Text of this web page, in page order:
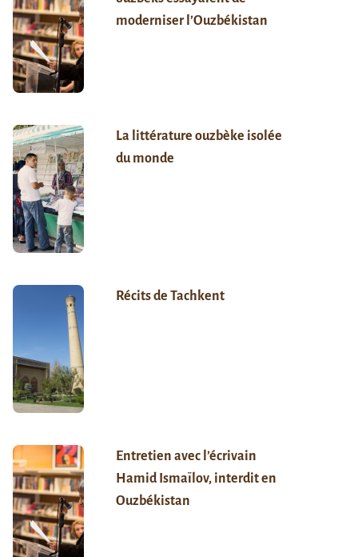
moderniser l’Ouzbékistan
La littérature ouzbèke isolée
du monde
Récits de Tachkent
Entretien avec l’écrivain
Hamid Ismaïlov, interdit en
Ouzbékistan